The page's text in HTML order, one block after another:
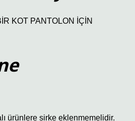
KOT PANTOLON İÇİN
ürünlere sirke eklenmemelidir.